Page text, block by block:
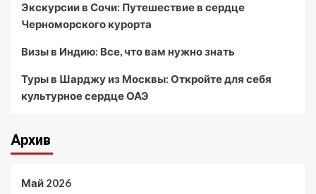
Экскурсии в Сочи: Путешествие в сердце
Черноморского курорта
Визы в Индию: Все, что вам нужно знать
Туры в Шарджу из Москвы: Откройте для себя
культурное сердце ОАЭ
Архив
Май 2026